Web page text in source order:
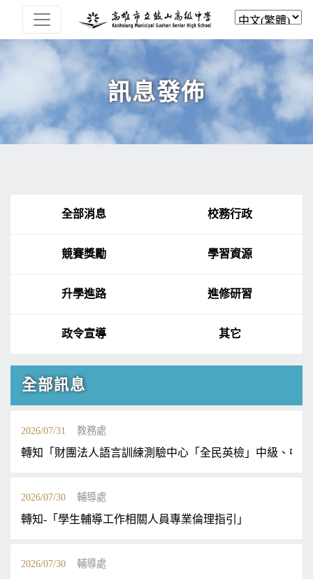
訊息發佈
全部消息 校務行政
競賽獎勵 學習資源
升學進路 進修研習
政令宣導 其它
全部訊息
2026/07/31 教務處
轉知「財團法人語言訓練測驗中心「全民英檢」中級、中
2026/07/30 輔導處
轉知-「學生輔導工作相關人員專業倫理指引」
2026/07/30 輔導處